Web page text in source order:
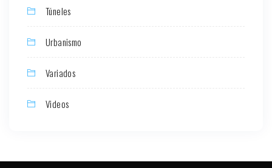
Túneles
Urbanismo
Variados
Videos